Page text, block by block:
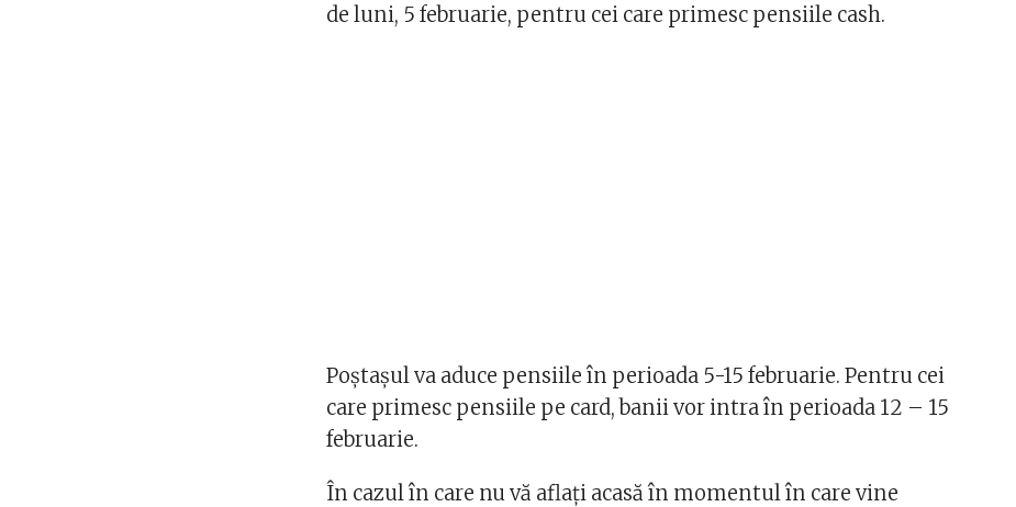
de luni, 5 februarie, pentru cei care primesc pensiile cash.
Poștașul va aduce pensiile în perioada 5-15 februarie. Pentru cei
care primesc pensiile pe card, banii vor intra în perioada 12 – 15
februarie.
În cazul în care nu vă aflați acasă în momentul în care vine